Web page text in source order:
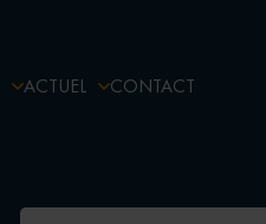
ACTUEL CONTACT